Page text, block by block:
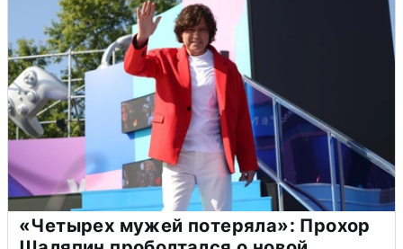
«Четырех мужей потеряла»: Прохор